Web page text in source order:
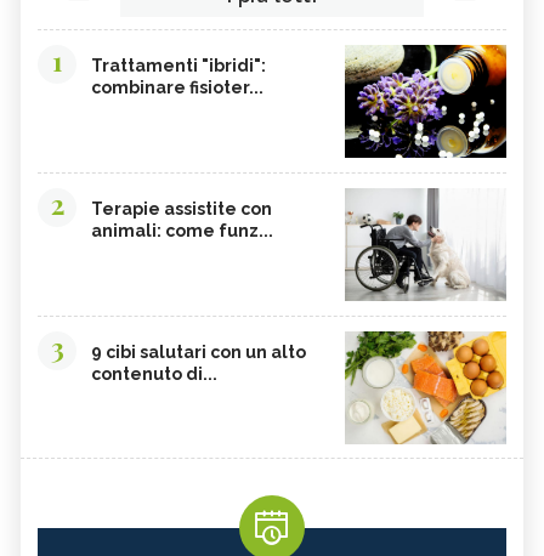
1
Trattamenti "ibridi":
combinare fisioter...
2
Terapie assistite con
animali: come funz...
3
9 cibi salutari con un alto
contenuto di...